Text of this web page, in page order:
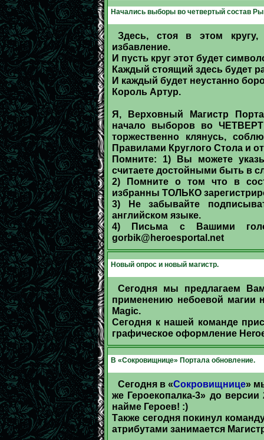
Начались выборы во четвертый состав
Здесь, стоя в этом кругу,
избавление.
И пусть круг этот будет
Каждый стоящий здесь будет
И каждый будет неустанно
Король Артур.
Я, Верховный Магистр
начало выборов во
торжественно клянусь,
Правилами Круглого Стола и
Помните: 1) Вы можете
считаете достойными быть в
2) Помните о том что в
избранны ТОЛЬКО
3) Не забывайте
английском языке.
4) Письма с Вашими
gorbik@heroesportal.net
Новый опрос и новый магистр.
Сегодня мы предлагаем
применению небоевой магии
Magic.
Сегодня к нашей команде
графическое оформление
В «Сокровищнице» Портала обновление.
Сегодня в «Сокровищнице»
же Героекопалка-3» до
найме Героев! :)
Также сегодня покинул
атрибутами занимается